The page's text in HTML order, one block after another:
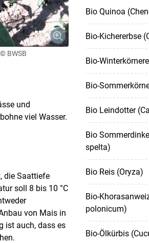
© BWSB
und
viel Wasser.
die Saattiefe
soll 8 bis 10 °C
von Mais in
ist auch, dass es
Bio Quinoa
Bio-Kichererbse
Bio-
Bio-
Bio Leindotter
Bio
spelta)
Bio Reis (Oryza)
Bio-
polonicum)
Bio-Ölkürbis